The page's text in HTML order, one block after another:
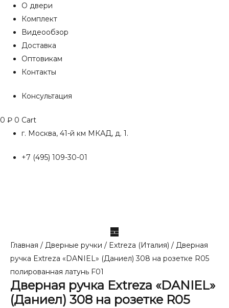
О двери
Комплект
Видеообзор
Доставка
Оптовикам
Контакты
Консультация
0 ₽ 0 Cart
г. Москва, 41-й км МКАД, д. 1.
+7 (495) 109-30-01
Главная / Дверные ручки / Extreza (Италия) / Дверная
ручка Extreza «DANIEL» (Даниел) 308 на розетке R05
полированная латунь F01
Дверная ручка Extreza «DANIEL»
(Даниел) 308 на розетке R05